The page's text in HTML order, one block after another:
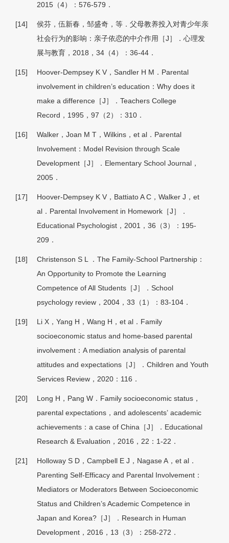
2015（4）：576-579．
[14]
侯芬，伍新春，邹盛奇，等．父母教养投入对青少年亲
社会行为的影响：亲子依恋的中介作用［J］．心理发
展与教育，2018，34（4）：36-44．
[15]
Hoover-Dempsey K V，Sandler H M．Parental
involvement in children’s education：Why does it
make a difference［J］．Teachers College
Record，1995，97（2）：310．
[16]
Walker，Joan M T，Wilkins，et al．Parental
Involvement：Model Revision through Scale
Development［J］．Elementary School Journal，
2005．
[17]
Hoover-Dempsey K V，Battiato A C，Walker J，et
al．Parental Involvement in Homework［J］．
Educational Psychologist，2001，36（3）：195-
209．
[18]
Christenson S L ．The Family-School Partnership：
An Opportunity to Promote the Learning
Competence of All Students［J］．School
psychology review，2004，33（1）：83-104．
[19]
Li X，Yang H，Wang H，et al．Family
socioeconomic status and home-based parental
involvement：A mediation analysis of parental
attitudes and expectations［J］．Children and Youth
Services Review，2020：116．
[20]
Long H，Pang W．Family socioeconomic status，
parental expectations，and adolescents’ academic
achievements：a case of China［J］．Educational
Research & Evaluation，2016，22：1-22．
[21]
Holloway S D，Campbell E J，Nagase A，et al．
Parenting Self-Efficacy and Parental Involvement：
Mediators or Moderators Between Socioeconomic
Status and Children’s Academic Competence in
Japan and Korea?［J］．Research in Human
Development，2016，13（3）：258-272．